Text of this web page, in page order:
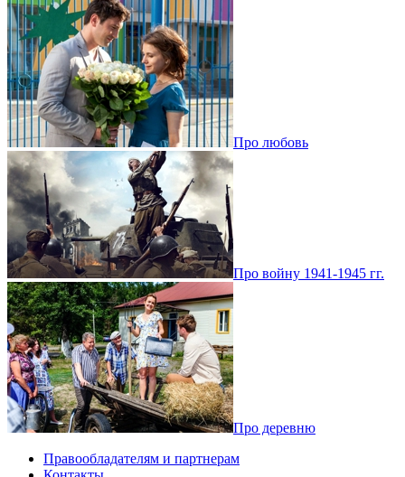
Про любовь
Про войну 1941-1945 гг.
Про деревню
Правообладателям и партнерам